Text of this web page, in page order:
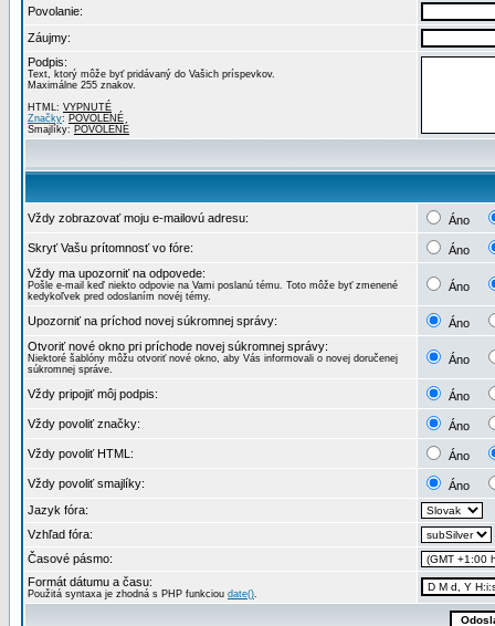
Povolanie:
Záujmy:
Podpis:
Text, ktorý môže byť pridávaný do Vašich príspevkov.
Maximálne 255 znakov.
HTML: VYPNUTÉ
Značky: POVOLENÉ
Smajlíky: POVOLENÉ
Vždy zobrazovať moju e-mailovú adresu: Áno
Skryť Vašu prítomnosť vo fóre:
Áno
Vždy ma upozorniť na odpovede:
Pošle e-mail keď niekto odpovie na Vami poslanú tému. Toto môže byť zmenené
kedykoľvek pred odoslaním novéj témy.
Áno
Upozorniť na príchod novej súkromnej správy:
Áno
Otvoriť nové okno pri príchode novej súkromnej správy:
Niektoré šablóny môžu otvoriť nové okno, aby Vás informovali o novej doručenej
súkromnej správe.
Áno
Vždy pripojiť môj podpis: Áno
Vždy povoliť značky: Áno
Vždy povoliť HTML: Áno
Vždy povoliť smajlíky:
Áno
Jazyk fóra:
Vzhľad fóra:
Časové pásmo:
Formát dátumu a času:
Použitá syntaxa je zhodná s PHP funkciou date().